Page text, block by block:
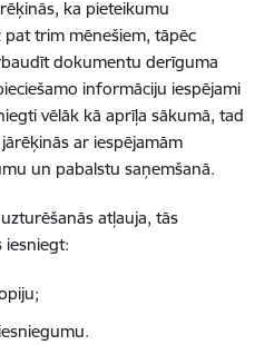
ka pieteikumu
pat trim mēnešiem, tāpēc
dokumentu derīguma
informāciju iespējami
vēlāk kā aprīļa sākumā, tad
ar iespējamām
un pabalstu saņemšanā.
atļauja, tās
iesniegt: